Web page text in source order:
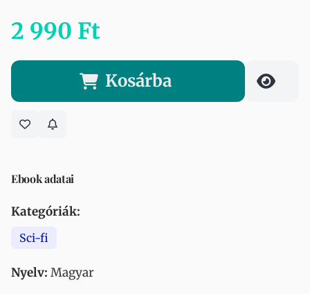
2 990 Ft
Kosárba
Ebook adatai
Kategóriák:
Sci-fi
Nyelv: Magyar